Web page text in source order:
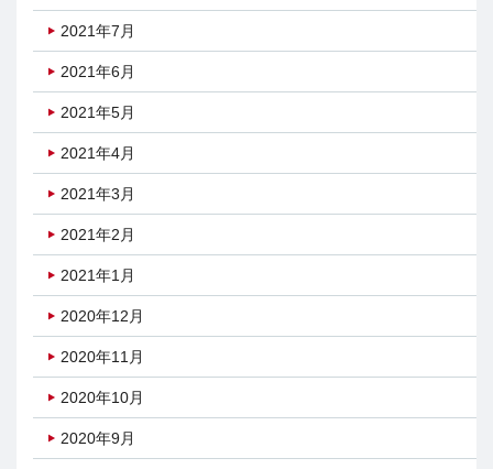
2021年7月
2021年6月
2021年5月
2021年4月
2021年3月
2021年2月
2021年1月
2020年12月
2020年11月
2020年10月
2020年9月